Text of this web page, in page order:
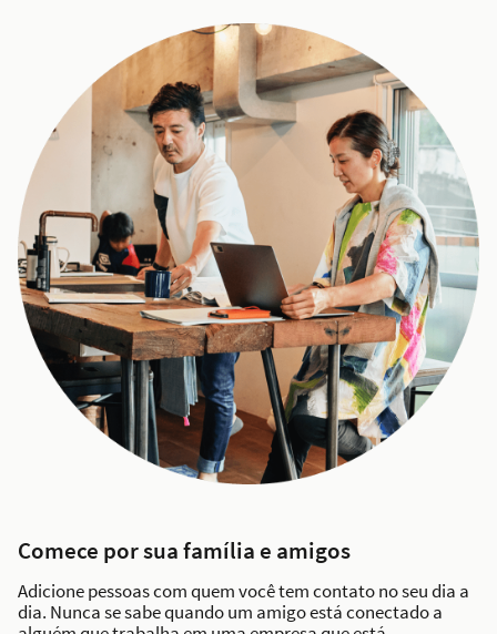
Comece por sua família e amigos
Adicione pessoas com quem você tem contato no seu dia a
dia. Nunca se sabe quando um amigo está conectado a